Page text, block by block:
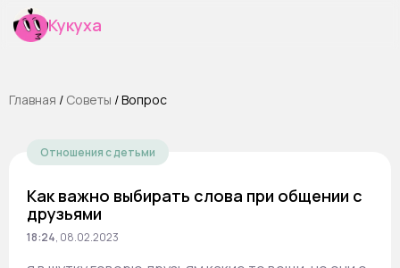
Кукуха
Главная / Cоветы /Вопрос
Отношения с детьми
Как важно выбирать слова при общении с
друзьями
18:24, 08.02.2023